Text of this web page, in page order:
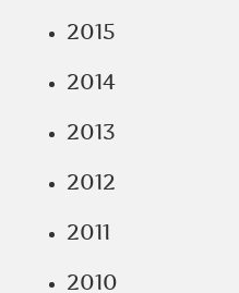
2015
2014
2013
2012
2011
2010